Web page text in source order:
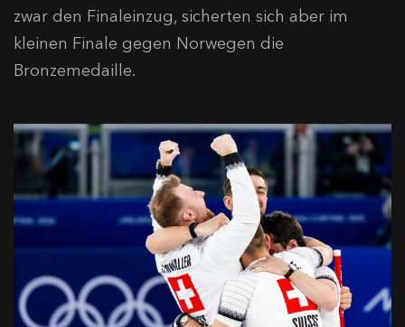
zwar den Finaleinzug, sicherten sich aber im
kleinen Finale gegen Norwegen die
Bronzemedaille.